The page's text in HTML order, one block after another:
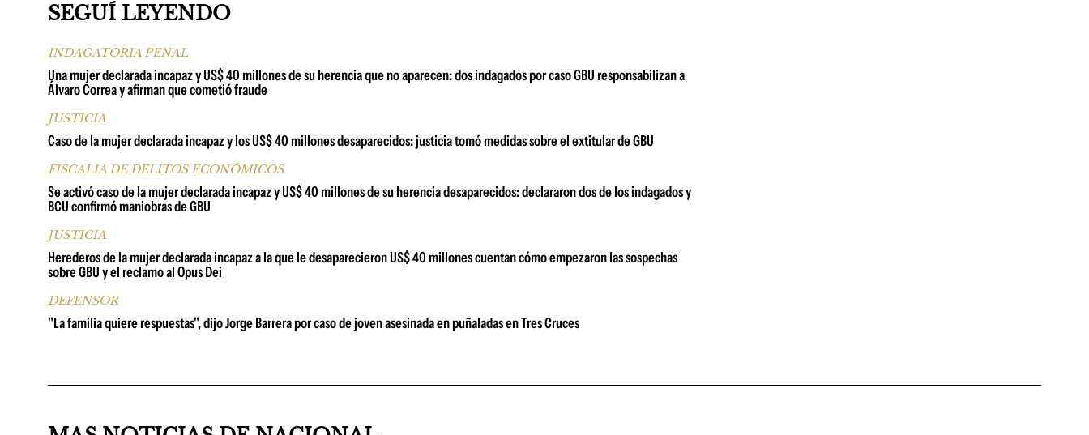
SEGUÍ LEYENDO
INDAGATORIA PENAL
Una mujer declarada incapaz y US$ 40 millones de su herencia que no aparecen: dos indagados por caso GBU responsabilizan a
Álvaro Correa y afirman que cometió fraude
JUSTICIA
Caso de la mujer declarada incapaz y los US$ 40 millones desaparecidos: justicia tomó medidas sobre el extitular de GBU
FISCALIA DE DELITOS ECONÓMICOS
Se activó caso de la mujer declarada incapaz y US$ 40 millones de su herencia desaparecidos: declararon dos de los indagados y
BCU confirmó maniobras de GBU
JUSTICIA
Herederos de la mujer declarada incapaz a la que le desaparecieron US$ 40 millones cuentan cómo empezaron las sospechas
sobre GBU y el reclamo al Opus Dei
DEFENSOR
"La familia quiere respuestas", dijo Jorge Barrera por caso de joven asesinada en puñaladas en Tres Cruces